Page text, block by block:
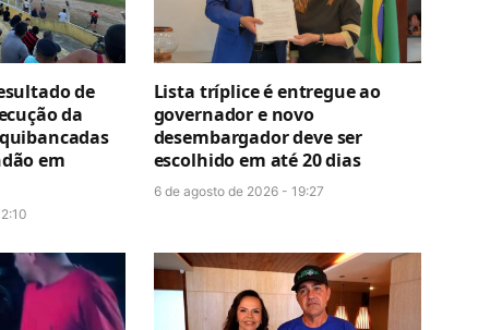
de
da
em
Lista tríplice é entregue ao
governador e novo
desembargador deve ser
escolhido em até 20 dias
6 de agosto de 2026 - 19:27